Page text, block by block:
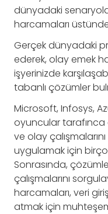
dünyadaki
harcamaları üstünde
Gerçek dünyadaki
ederek, olay emek
işyerinizde
tabanlı çözümler
Microsoft, Infosys,
oyuncular tarafınca
ve olay
uygulamak için
Sonrasında,
çalışmalarını
harcamaları, veri
atmak için